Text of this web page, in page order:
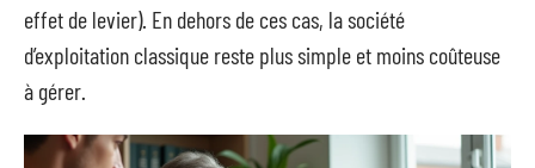
effet de levier). En dehors de ces cas, la société
d’exploitation classique reste plus simple et moins coûteuse
à gérer.